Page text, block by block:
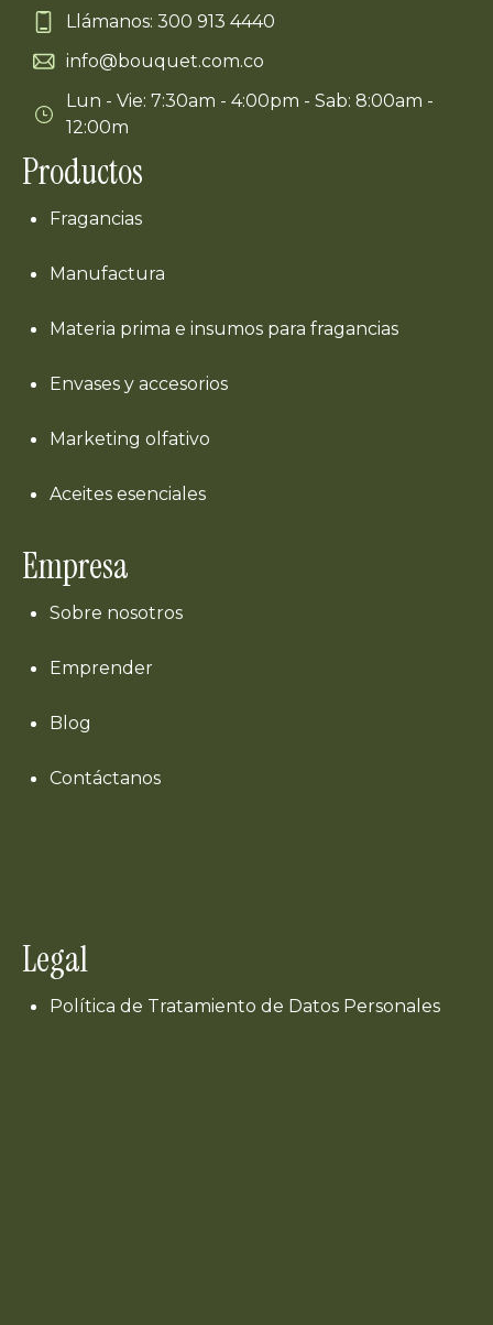
Llámanos: 300 913 4440
info@bouquet.com.co
Lun - Vie: 7:30am - 4:00pm - Sab: 8:00am -
12:00m
Productos
Fragancias
Manufactura
Materia prima e insumos para fragancias
Envases y accesorios
Marketing olfativo
Aceites esenciales
Empresa
Sobre nosotros
Emprender
Blog
Contáctanos
Legal
Política de Tratamiento de Datos Personales